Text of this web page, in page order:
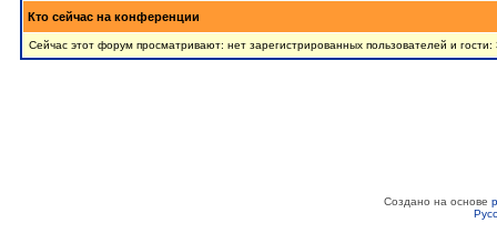
Кто сейчас на конференции
Сейчас этот форум просматривают: нет зарегистрированных пользователей и гости:
Создано на основе